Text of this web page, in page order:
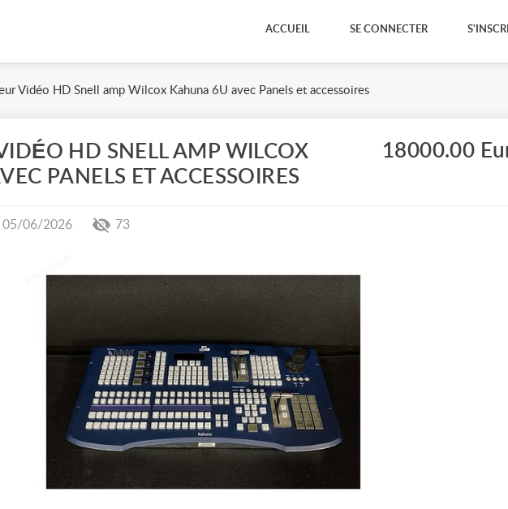
ACCUEIL SE CONNECTER
Vidéo HD Snell amp Wilcox Kahuna 6U avec Panels et accessoires
HD SNELL AMP WILCOX
PANELS ET ACCESSOIRES
18000.00
05/06/2026 73